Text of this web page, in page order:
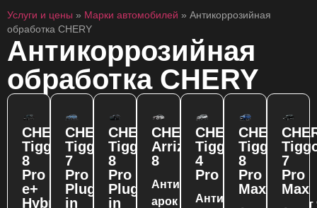
Услуги и цены » Марки автомобилей » Антикоррозийная
обработка CHERY
Антикоррозийная
обработка CHERY
CHERY
Tiggo
8
Pro
e+
Hybrid
CHERY
Tiggo
7
Pro
Plug-
in
CHERY
Tiggo
8
Pro
Plug-
in
CHERY
Arrizo
8
Антикор
арок
от 9
CHERY
Tiggo
4
Pro
Антикор
от 9
CHERY
Tiggo
8
Pro
Max
7
Pro
Max